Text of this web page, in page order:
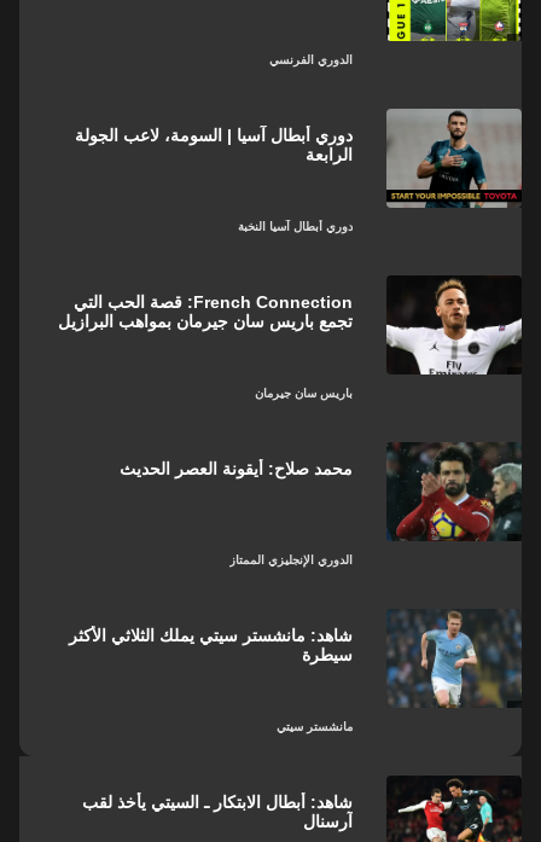
الدوري الفرنسي
دوري أبطال آسيا النخبة
دوري أبطال آسيا | السومة، لاعب الجولة
الرابعة
باريس سان جيرمان
French Connection: قصة الحب التي
تجمع باريس سان جيرمان بمواهب البرازيل
الدوري الإنجليزي الممتاز
محمد صلاح: أيقونة العصر الحديث
مانشستر سيتي
شاهد: مانشستر سيتي يملك الثلاثي الأكثر
سيطرة
شاهد: أبطال الابتكار ـ السيتي يأخذ لقب
آرسنال